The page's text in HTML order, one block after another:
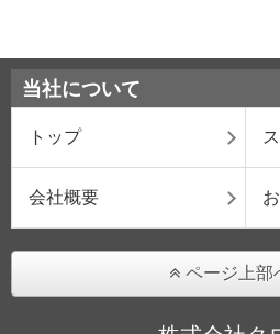
当社について
トップ
会社概要
ページ上部